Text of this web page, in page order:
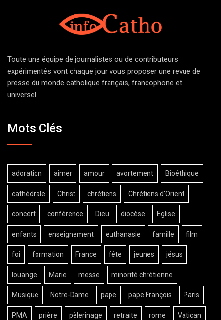
Toute une équipe de journalistes ou de contributeurs
expérimentés vont chaque jour vous proposer une revue de
presse du monde catholique français, francophone et
universel.
Mots Clés
adoration aimer amour avortement Bioéthique
cathédrale Christ chrétiens Chrétiens d'Orient
concert conférence Dieu diocèse Eglise
enfants enseignement euthanasie famille film
foi formation France fête jeunes jésus
louange Marie messe minorité chrétienne
Musique Notre-Dame pape pape François Paris
PMA prière pèlerinage retraite rome Vatican